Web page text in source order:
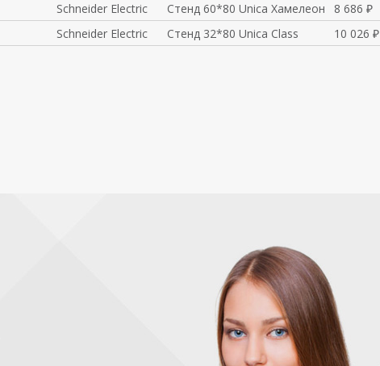
Schneider Electric Стенд 60*80 Unica Хамелеон 8 686 ₽
Schneider Electric Стенд 32*80 Unica Class 10 026 ₽